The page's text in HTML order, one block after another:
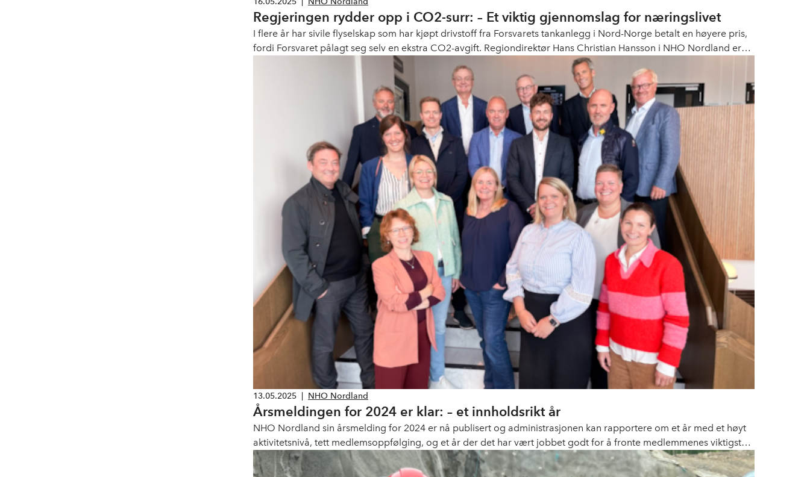
Regjeringen rydder opp i CO2-surr: – Et viktig gjennomslag for næringslivet
I flere år har sivile flyselskap som har kjøpt drivstoff fra Forsvarets tankanlegg i Nord-Norge betalt en høyere pris,
fordi Forsvaret pålagt seg selv en ekstra CO2-avgift. Regiondirektør Hans Christian Hansson i NHO Nordland er
fornøyd med at regjeringen nå foreslår å rydde opp, og sørge for at man ved viktige nordnorske lufthavner får like
drivstoffkostnader som i resten av landet.
13.05.2025 NHO Nordland
Årsmeldingen for 2024 er klar: – et innholdsrikt år
NHO Nordland sin årsmelding for 2024 er nå publisert og administrasjonen kan rapportere om et år med et høyt
aktivitetsnivå, tett medlemsoppfølging, og et år der det har vært jobbet godt for å fronte medlemmenes viktigste
saker og representere næringslivet på en god måte.